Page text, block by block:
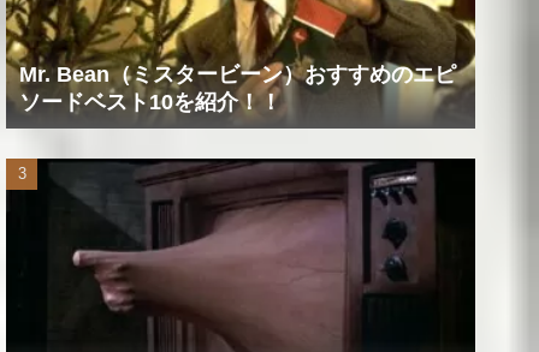
Mr. Bean（ミスタービーン）おすすめのエピ
ソードベスト10を紹介！！